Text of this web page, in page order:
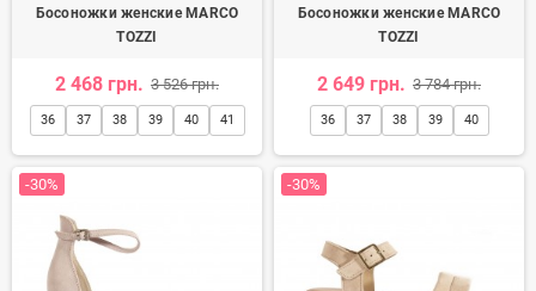
Босоножки женские MARCO
TOZZI
2 468 грн. 3 526 грн.
36 37 38 39 40 41
Босоножки женские MARCO
TOZZI
2 649 грн. 3 784 грн.
36 37 38 39 40
-30% -30%